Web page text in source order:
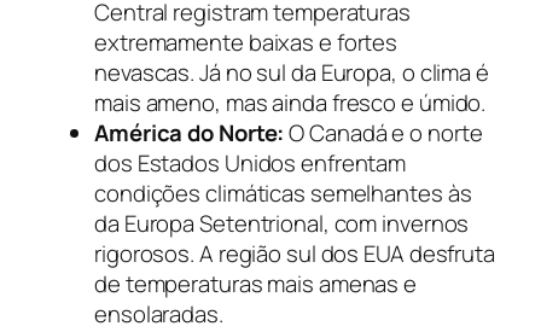
Central registram temperaturas
extremamente baixas e fortes
nevascas. Já no sul da Europa, o clima é
mais ameno, mas ainda fresco e úmido.
América do Norte:O Canadá e o norte
dos Estados Unidos enfrentam
condições climáticas semelhantes às
da Europa Setentrional, com invernos
rigorosos. A região sul dos EUA desfruta
de temperaturas mais amenas e
ensolaradas.